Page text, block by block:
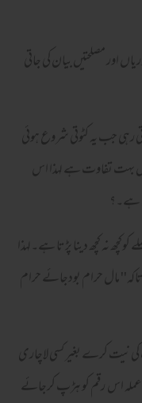
اور مصلحتیں بیان کی جاتی
رہی جب یہ کٹوتی شروع ہوئی
بہت تفاوت ہے لہذا اس
ہے۔؟
نہ کچھ دینا پڑتا ہے۔لہذا
مال حرام بودجائے حرام
نیت کرے بغیر کسی لاچاری
اس رقم کو ہڑپ کرجائے